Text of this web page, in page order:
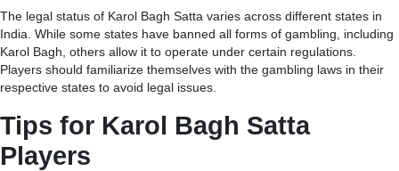
The legal status of Karol Bagh Satta varies across different states in
India. While some states have banned all forms of gambling, including
Karol Bagh, others allow it to operate under certain regulations.
Players should familiarize themselves with the gambling laws in their
respective states to avoid legal issues.
Tips for Karol Bagh Satta
Players